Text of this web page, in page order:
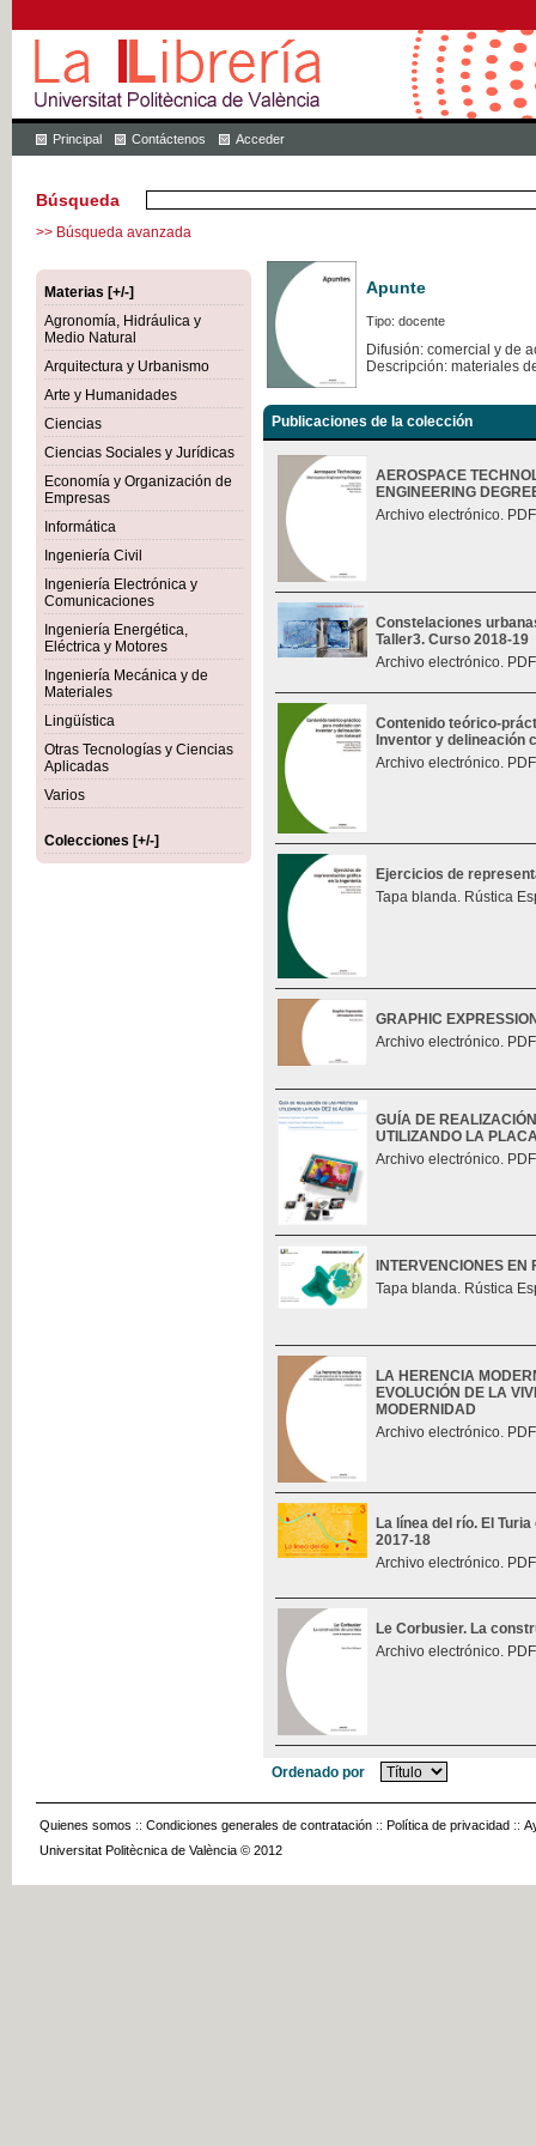
Principal Contáctenos Acceder
Búsqueda
>> Búsqueda avanzada
Materias [+/-]
Agronomía, Hidráulica y
Medio Natural
Arquitectura y Urbanismo
Arte y Humanidades
Ciencias
Ciencias Sociales y Jurídicas
Economía y Organización de
Empresas
Informática
Ingeniería Civil
Ingeniería Electrónica y
Comunicaciones
Ingeniería Energética,
Eléctrica y Motores
Ingeniería Mecánica y de
Materiales
Lingüística
Otras Tecnologías y Ciencias
Aplicadas
Varios
Colecciones [+/-]
Apunte
Tipo: docente
Difusión: comercial y de
Descripción: materiales
Publicaciones de la colección
AEROSPACE
ENGINEERING
Archivo electrónico.
Constelaciones
Taller3. Curso 2018-19
Archivo electrónico.
Contenido teórico-
Inventor y delineación
Archivo electrónico.
Ejercicios de
Tapa blanda. Rústica
GRAPHIC
Archivo electrónico.
GUÍA DE
UTILIZANDO LA
Archivo electrónico.
INTERVENCIONES
Tapa blanda. Rústica
LA HERENCIA
EVOLUCIÓN DE LA
MODERNIDAD
Archivo electrónico.
La línea del río. El
2017-18
Archivo electrónico.
Le Corbusier. La
Archivo electrónico.
Ordenado por
Quienes somos :: Condiciones generales de contratación :: Política de privacidad ::
Universitat Politècnica de València © 2012